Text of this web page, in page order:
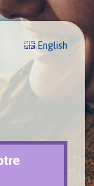
English